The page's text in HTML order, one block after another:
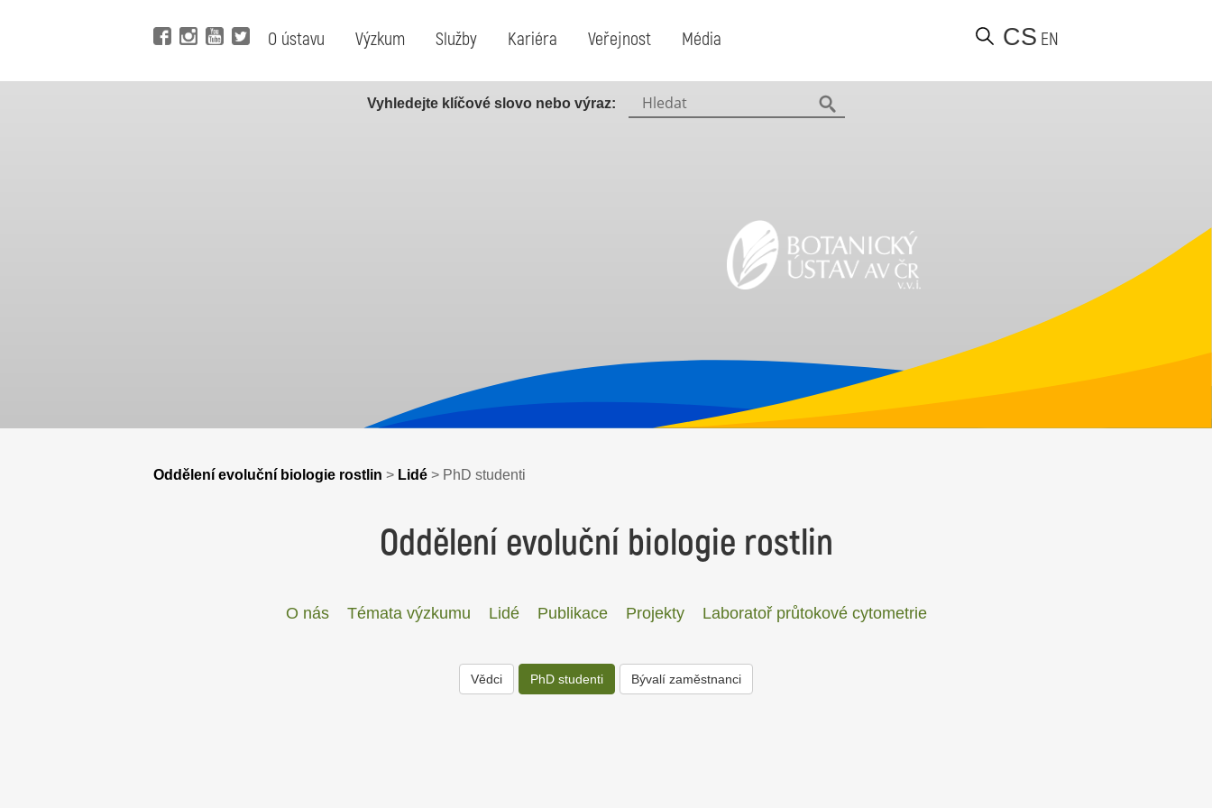
O ústavu Výzkum Služby Kariéra Veřejnost Média CS EN
Vyhledejte klíčové slovo nebo výraz:
Najít
Oddělení evoluční biologie rostlin > Lidé > PhD studenti
Oddělení evoluční biologie rostlin
O nás Témata výzkumu Lidé Publikace Projekty Laboratoř průtokové cytometrie
Vědci PhD studenti Bývalí zaměstnanci